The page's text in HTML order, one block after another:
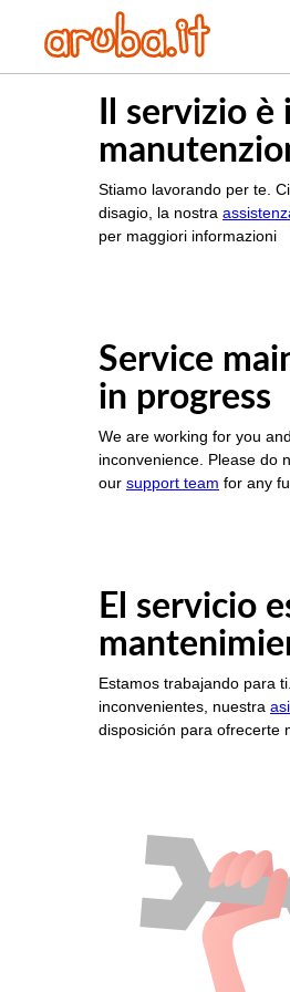
Il servizio è
Stiamo lavorando per te.
disagio, la nostra
per maggiori informazioni
Service
in progress
We are working for you
inconvenience. Please do
our support team for any
El servicio
Estamos trabajando para
inconvenientes, nuestra
disposición para ofrecerte